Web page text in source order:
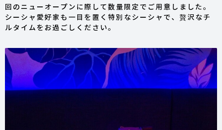
回のニューオープンに際して数量限定でご用意しました。
シーシャ愛好家も一目を置く特別なシーシャで、贅沢なチ
ルタイムをお過ごしください。